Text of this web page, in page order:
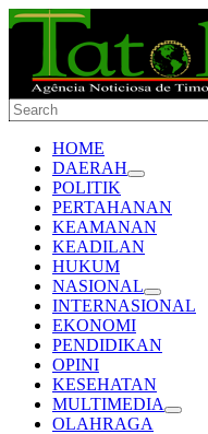
HOME
DAERAH
POLITIK
PERTAHANAN
KEAMANAN
KEADILAN
HUKUM
NASIONAL
INTERNASIONAL
EKONOMI
PENDIDIKAN
OPINI
KESEHATAN
MULTIMEDIA
OLAHRAGA